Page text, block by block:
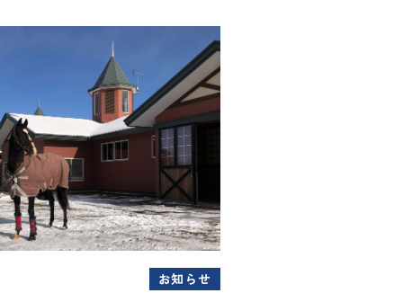
お知らせ